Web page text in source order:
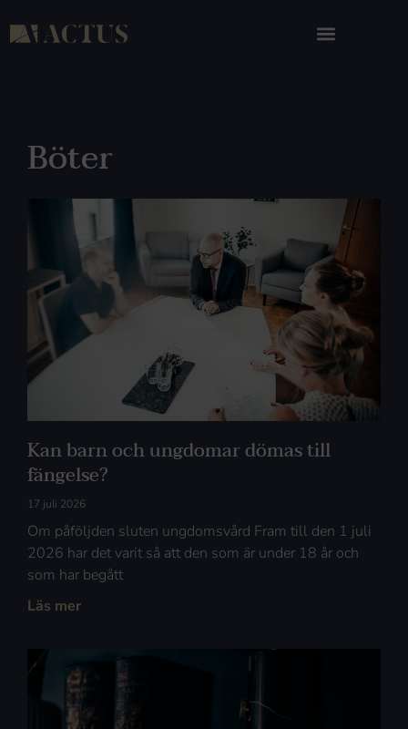
Böter
Kan barn och ungdomar dömas till
fängelse?
17 juli 2026
Om påföljden sluten ungdomsvård Fram till den 1 juli
2026 har det varit så att den som är under 18 år och
som har begått
Läs mer